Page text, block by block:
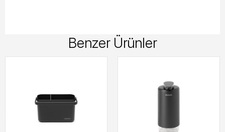
Benzer Ürünler